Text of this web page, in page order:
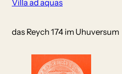
Villa ad aquas
das Reych 174 im Uhuversum